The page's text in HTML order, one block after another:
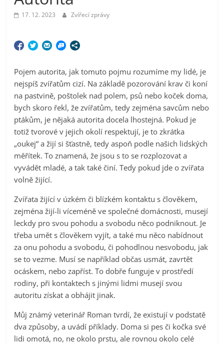
17. 12. 2023 Zvířecí zprávy
Pojem autorita, jak tomuto pojmu rozumíme my lidé, je
nejspíš zvířatům cizí. Na základě pozorování krav či koní
na pastvině, poštolek nad polem, psů nebo koček doma,
bych skoro řekl, že zvířatům, tedy zejména savcům nebo
ptákům, je nějaká autorita docela lhostejná. Pokud je
totiž tvorové v jejich okolí respektují, je to zkrátka
„oukej“ a žijí si šťastně, tedy aspoň podle našich lidských
měřítek. To znamená, že jsou s to se rozplozovat a
vyvádět mladé, a tak také činí. Tedy pokud jde o zvířata
volně žijící.
Zvířata žijící v úzkém či blízkém kontaktu s člověkem,
zejména žijí-li víceméně ve společné domácnosti, musejí
leckdy pro svou pohodu a svobodu něco podniknout. Je
třeba umět s člověkem vyjít, a také mu něco nabídnout
za onu pohodu a svobodu, či pohodlnou nesvobodu, jak
se to vezme. Musí se například občas usmát, zavrtět
ocáskem, nebo zapříst. To dobře funguje v prostředí
rodiny, při kontaktech s jinými lidmi musejí svou
autoritu získat a obhájit jinak.
Můj známý veterinář Roman tvrdí, že existují v podstatě
dva způsoby, a uvádí příklady. Doma si pes či kočka své
lidi omotá, no, ne okolo prstu, ale rovnou okolo celé